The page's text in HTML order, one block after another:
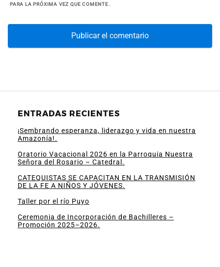
PARA LA PRÓXIMA VEZ QUE COMENTE.
ENTRADAS RECIENTES
¡Sembrando esperanza, liderazgo y vida en nuestra
Amazonía!.
Oratorio Vacacional 2026 en la Parroquia Nuestra
Señora del Rosario – Catedral.
CATEQUISTAS SE CAPACITAN EN LA TRANSMISIÓN
DE LA FE A NIÑOS Y JÓVENES.
Taller por el río Puyo
Ceremonia de Incorporación de Bachilleres –
Promoción 2025–2026.